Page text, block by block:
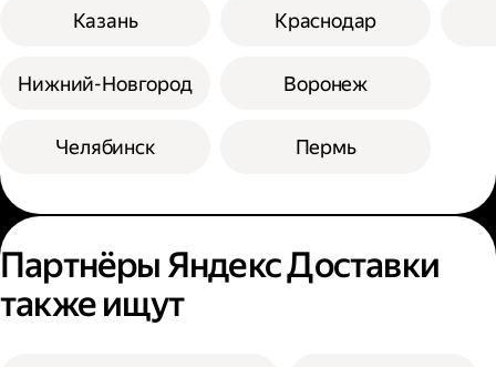
Казань
Нижний-Новгород
Челябинск
Краснодар
Воронеж
Пермь
Партнёры Яндекс Доставки
также ищут